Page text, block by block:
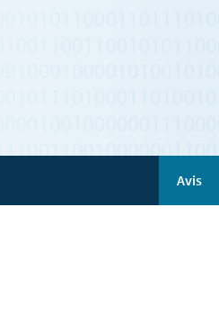
Avis